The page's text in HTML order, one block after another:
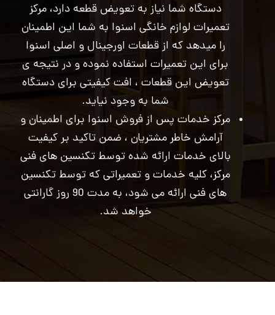
دستگاه شما نیاز به تعویض قطعه دارد، مرکز
تعمیرات لوازم خانگی اسنوا به شما این اطمینان
را میدهد که از قطعات اورجینال و اصلی اسنوا
برای این تعمیرات استفاده نموده و در نتیجه ی
تعویض این قطعات ، افت کیفیتی برای دستگاه
شما به وجود نیاید.
مرکز خدمات پس از فروش اسنوا برای اطمینان و
آرامش خاطر مشتریان ، ضمن تاکید بر کیفیت
بالای خدمات ارائه شده توسط تکنسین های فنی
مرکز، کلیه خدمات و تعمیراتی که توسط تکنسین
های فنی ارائه می شود، به مدت 90 روز گارانتی
خواهد شد.